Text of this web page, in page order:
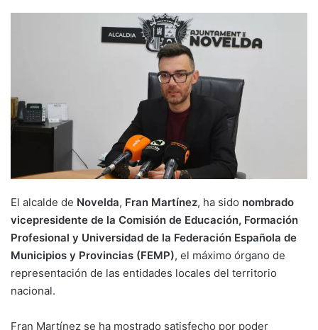
El alcalde de Novelda, Fran Martínez, ha sido nombrado
vicepresidente de la Comisión de Educación, Formación
Profesional y Universidad de la Federación Española de
Municipios y Provincias (FEMP), el máximo órgano de
representación de las entidades locales del territorio
nacional.
Fran Martínez se ha mostrado satisfecho por poder